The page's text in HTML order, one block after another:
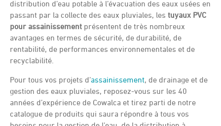
distribution d’eau potable à l’évacuation des eaux usées en
passant par la collecte des eaux pluviales, les tuyaux PVC
pour assainissement présentent de très nombreux
avantages en termes de sécurité, de durabilité, de
rentabilité, de performances environnementales et de
recyclabilité.
Pour tous vos projets d’assainissement, de drainage et de
gestion des eaux pluviales, reposez-vous sur les 40
années d’expérience de Cowalca et tirez parti de notre
catalogue de produits qui saura répondre à tous vos